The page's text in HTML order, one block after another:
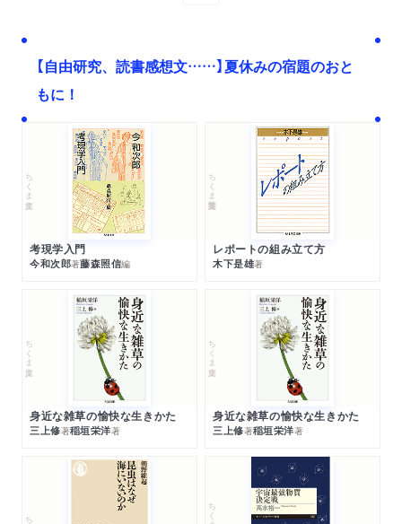
【自由研究、読書感想文……】夏休みの宿題のおと
もに！
ちくま文庫
考現学入門
今和次郎著藤森照信編
ちくま学芸文庫
レポートの組み立て方
木下是雄著
ちくま文庫
身近な雑草の愉快な生きかた
三上修著稲垣栄洋著
ちくま文庫
身近な雑草の愉快な生きかた
三上修著稲垣栄洋著